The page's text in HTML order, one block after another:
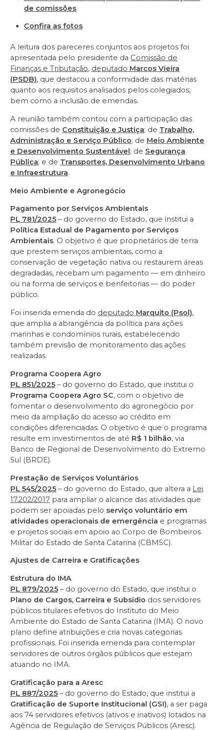
de comissões
Confira as fotos
A leitura dos pareceres conjuntos aos projetos foi
apresentada pelo presidente da Comissão de
Finanças e Tributação, deputado Marcos Vieira
(PSDB), que destacou a conformidade das matérias
quanto aos requisitos analisados pelos colegiados,
bem como a inclusão de emendas.
A reunião também contou com a participação das
comissões de Constituição e Justiça; de Trabalho,
Administração e Serviço Público; de Meio Ambiente
e Desenvolvimento Sustentável; de Segurança
Pública; e de Transportes, Desenvolvimento Urbano
e Infraestrutura.
Meio Ambiente e Agronegócio
Pagamento por Serviços Ambientais
PL 781/2025 – do governo do Estado, que institui a
Política Estadual de Pagamento por Serviços
Ambientais. O objetivo é que proprietários de terra
que prestem serviços ambientais, como a
conservação de vegetação nativa ou restaurem áreas
degradadas, recebam um pagamento — em dinheiro
ou na forma de serviços e benfeitorias — do poder
público.
Foi inserida emenda do deputado Marquito (Psol),
que amplia a abrangência da política para ações
marinhas e condomínios rurais, estabelecendo
também previsão de monitoramento das ações
realizadas.
Programa Coopera Agro
PL 851/2025 – do governo do Estado, que institui o
Programa Coopera Agro SC, com o objetivo de
fomentar o desenvolvimento do agronegócio por
meio da ampliação do acesso ao crédito em
condições diferenciadas. O objetivo é que o programa
resulte em investimentos de até R$ 1 bilhão, via
Banco de Regional de Desenvolvimento do Extremo
Sul (BRDE).
Prestação de Serviços Voluntários
PL 545/2025 – do governo do Estado, que altera a Lei
17.202/2017 para ampliar o alcance das atividades que
podem ser apoiadas pelo serviço voluntário em
atividades operacionais de emergência e programas
e projetos sociais em apoio ao Corpo de Bombeiros
Militar do Estado de Santa Catarina (CBMSC).
Ajustes de Carreira e Gratificações
Estrutura do IMA
PL 879/2025 – do governo do Estado, que institui o
Plano de Cargos, Carreira e Subsídio dos servidores
públicos titulares efetivos do Instituto do Meio
Ambiente do Estado de Santa Catarina (IMA). O novo
plano define atribuições e cria novas categorias
profissionais. Foi inserida emenda para contemplar
servidores de outros órgãos públicos que estejam
atuando no IMA.
Gratificação para a Aresc
PL 887/2025 – do governo do Estado, que institui a
Gratificação de Suporte Institucional (GSI), a ser paga
aos 74 servidores efetivos (ativos e inativos) lotados na
Agência de Regulação de Serviços Públicos (Aresc).